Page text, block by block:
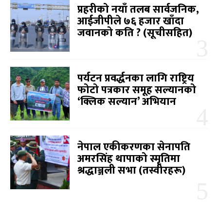
प्रहरीको नयाँ तलब सार्वजनिक,
आईजीपीले ७६ हजार खाँदा
जवानको कति ? (सूचीसहित)
पर्यटन प्रवर्द्धनका लागि राष्ट्रिय
फोटो पत्रकार समूह सल्यानको
‘क्लिक सल्यान’ अभियान
नेपाल एकीकरणका सेनापति
अमरसिंह थापाको स्मृतिमा
श्रद्धाञ्जली सभा (तस्वीरहरू)